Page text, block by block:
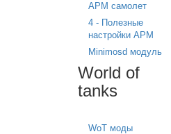
APM самолет
4 - Полезные
настройки APM
Minimosd модуль
World of
tanks
WoT моды